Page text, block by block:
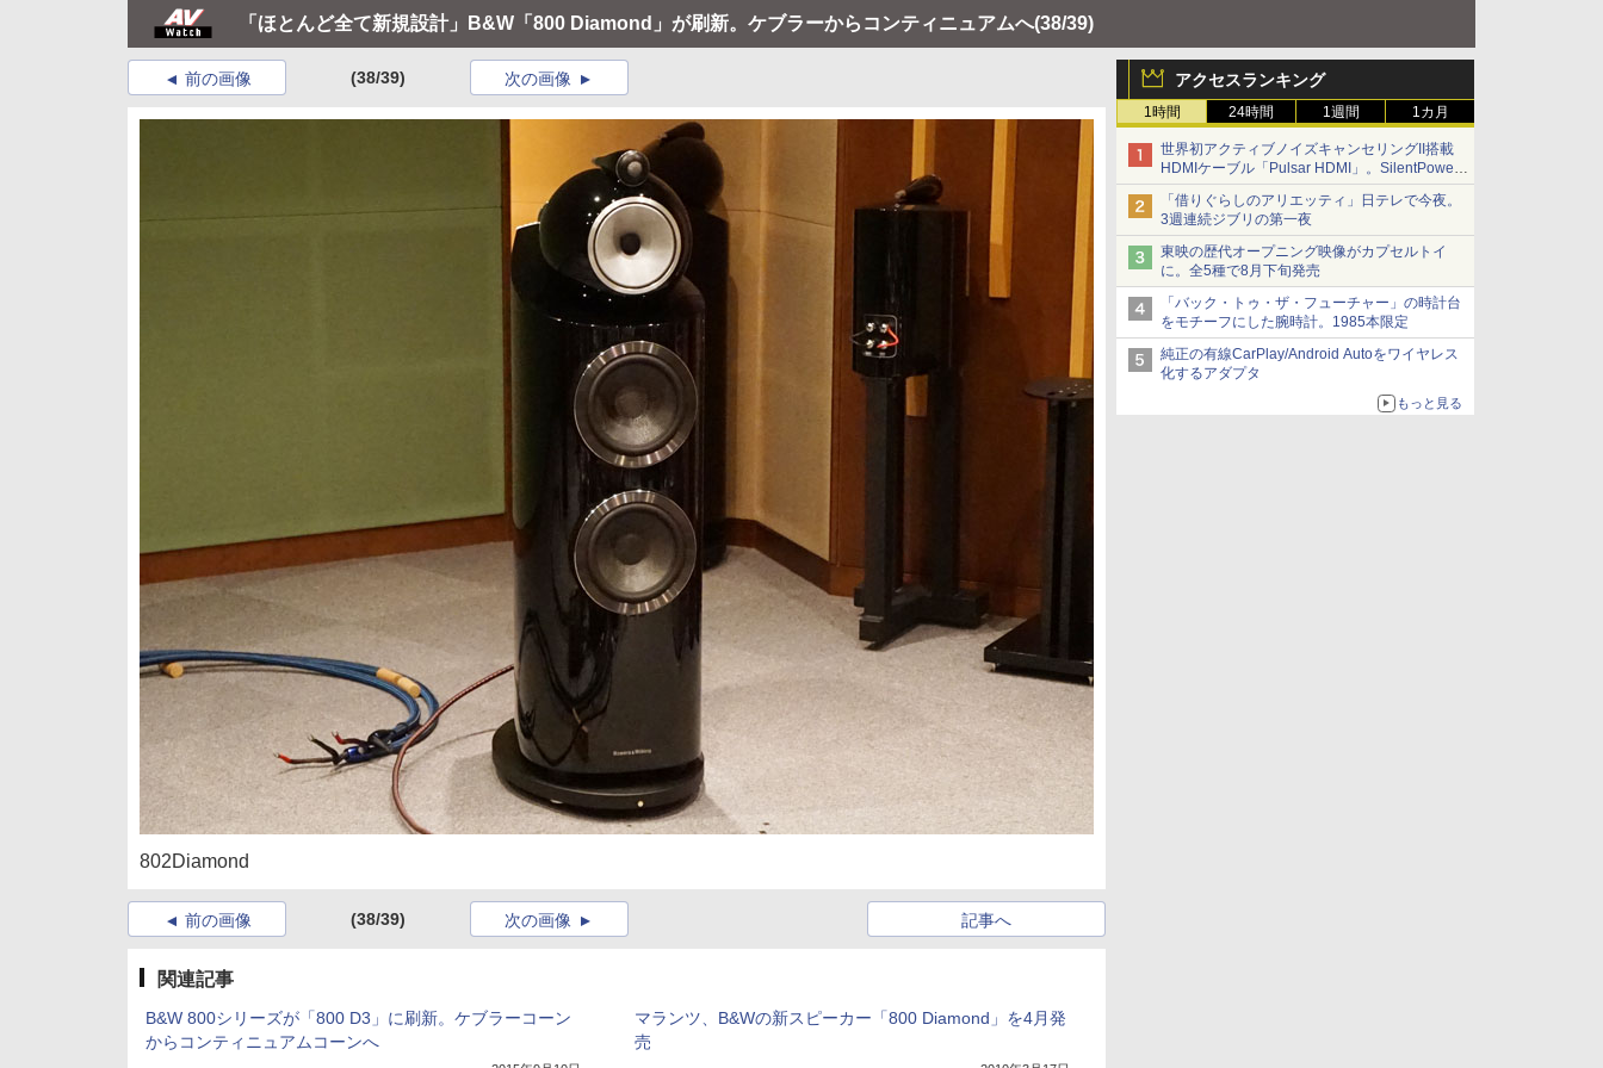
「ほとんど全て新規設計」B&W「800 Diamond」が刷新。ケブラーからコンティニュアムへ(38/39)
アクセスランキング
1時間 24時間 1週間 1カ月
世界初アクティブノイズキャンセリングII搭載
HDMIケーブル「Pulsar HDMI」。SilentPower
から
「借りぐらしのアリエッティ」日テレで今夜。
3週連続ジブリの第一夜
東映の歴代オープニング映像がカプセルトイ
に。全5種で8月下旬発売
「バック・トゥ・ザ・フューチャー」の時計台
をモチーフにした腕時計。1985本限定
純正の有線CarPlay/Android Autoをワイヤレス
化するアダプタ
もっと見る
前の画像 (38/39) 次の画像
802Diamond
前の画像 (38/39) 記事へ
次の画像
関連記事
B&W 800シリーズが「800 D3」に刷新。ケブラーコーン
からコンティニュアムコーンへ
マランツ、B&Wの新スピーカー「800 Diamond」を4月発
売